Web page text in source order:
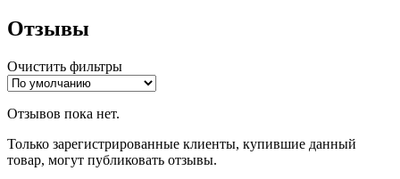
Отзывы
Очистить фильтры
Отзывов пока нет.
Только зарегистрированные клиенты, купившие данный
товар, могут публиковать отзывы.